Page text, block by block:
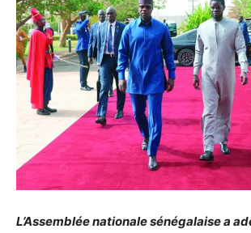
L’Assemblée nationale sénégalaise a